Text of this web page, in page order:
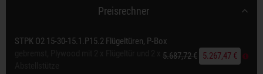
Preisrechner
STPK O2 15-30-15.1.P15.2 Flügeltüren, P-Box
5.687,72 € 5.267,47 €